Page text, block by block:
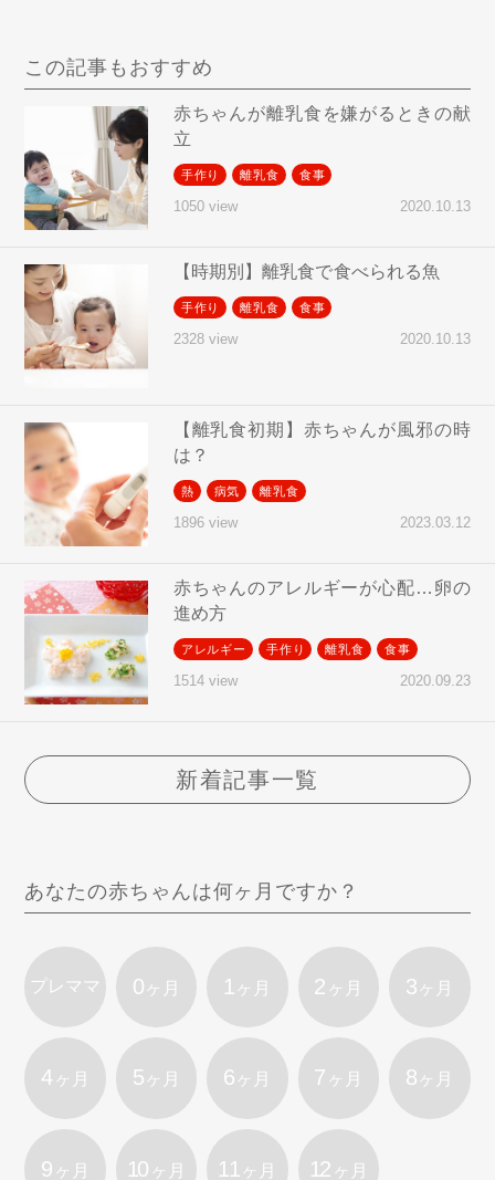
この記事もおすすめ
赤ちゃんが離乳食を嫌がるときの献
立
手作り 離乳食 食事
1050 view 2020.10.13
【時期別】離乳食で食べられる魚
手作り 離乳食 食事
2328 view 2020.10.13
【離乳食初期】赤ちゃんが風邪の時
は？
熱 病気 離乳食
1896 view 2023.03.12
赤ちゃんのアレルギーが心配…卵の
進め方
アレルギー 手作り 離乳食 食事
1514 view 2020.09.23
新着記事一覧
あなたの赤ちゃんは何ヶ月ですか？
プレママ 0 ヶ月 1 ヶ月 2 ヶ月 3 ヶ月
4 ヶ月 5 ヶ月 6 ヶ月 7 ヶ月 8 ヶ月
9 ヶ月 10 ヶ月 11 ヶ月 12 ヶ月